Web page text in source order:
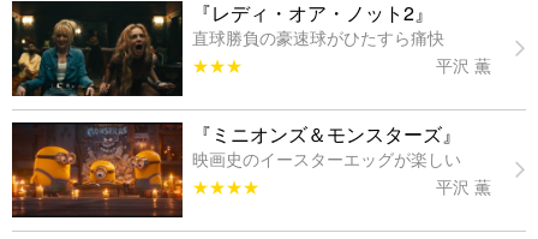
『レディ・オア・ノット2』
直球勝負の豪速球がひたすら痛快
★★★
平沢 薫
『ミニオンズ＆モンスターズ』
映画史のイースターエッグが楽しい
★★★★
平沢 薫